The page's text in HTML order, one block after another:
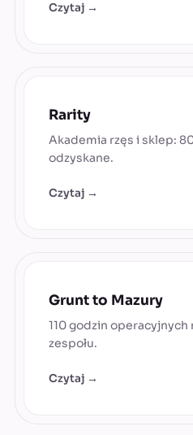
Czytaj →
Rarity
Akademia rzęs i sklep:
odzyskane.
Czytaj →
Grunt to Mazury
110 godzin operacyjnych
zespołu.
Czytaj →